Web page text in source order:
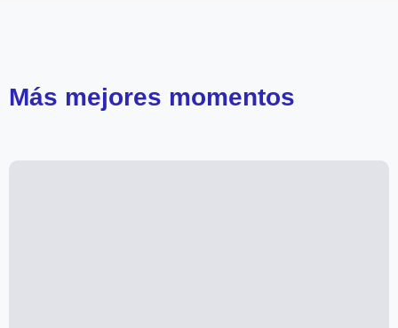
Más mejores momentos